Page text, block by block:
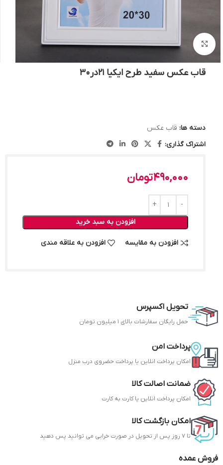
بزرگنمایی تصویر
قاب عکس سفید طرح ایکیا 21در30
دسته ها: قاب عکس
اشتراک گذاری:
490,000تومان
افزودن به سبد خرید
افزودن به مقایسه افزودن به علاقه مندی
تحویل اکسپرس
حمل رایگان سفارشات بالای 1 میلیون تومان
پرداخت امن
امکان پرداخت انلاین یا پرداخت حضروی درب منزل
ضمانت اصالت کالا
امکان پرداخت انلاین یا کارت به کارت
امکان بازگشت کالا
تا 7 روز پس از تحویل در صورت خرابی می توانید پس دهید
فروش عمده